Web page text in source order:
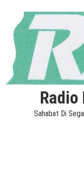
Radio
Sahabat Di